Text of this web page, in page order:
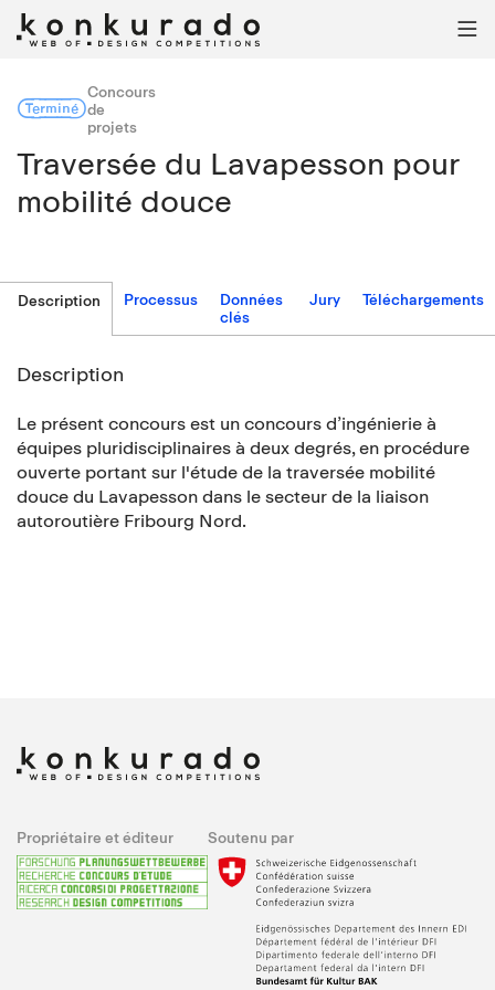

Terminé
Concours
de
projets
Traversée du Lavapesson pour
mobilité douce
Description Processus
Données
clés
Jury Téléchargements
Description
Le présent concours est un concours d’ingénierie à
équipes pluridisciplinaires à deux degrés, en procédure
ouverte portant sur l'étude de la traversée mobilité
douce du Lavapesson dans le secteur de la liaison
autoroutière Fribourg Nord.
Propriétaire et éditeur Soutenu par